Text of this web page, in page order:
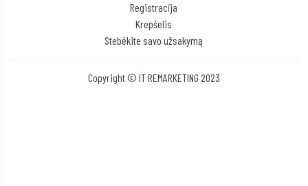
Registracija
Krepšelis
Stebėkite savo užsakymą
Copyright © IT REMARKETING 2023